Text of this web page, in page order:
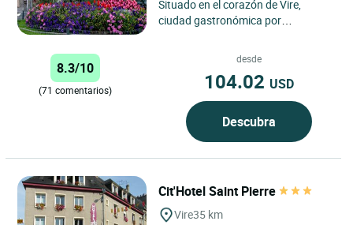
Situado en el corazón de Vire,
ciudad gastronómica por
8.3/10
(71 comentarios)
desde
104.02 USD
Descubra
Cit'Hotel Saint Pierre
Vire35 km